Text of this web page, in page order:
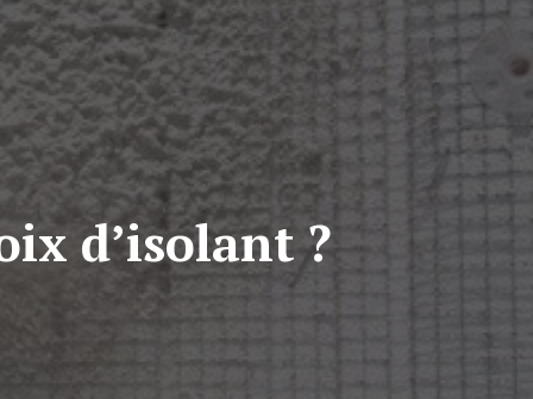
d’isolant ?